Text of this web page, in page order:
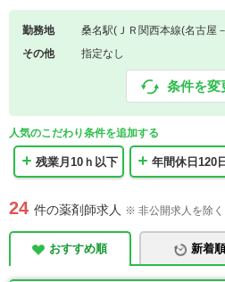
勤務地
桑名駅(ＪＲ関西本線(名古屋
その他
指定なし
条件を変
人気のこだわり条件を追加する
残業月10ｈ以下 年間休日120
24 件の薬剤師求人 ※ 非公開求人を除く
おすすめ順 新着順